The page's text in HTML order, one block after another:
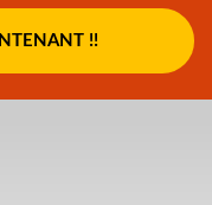
!!